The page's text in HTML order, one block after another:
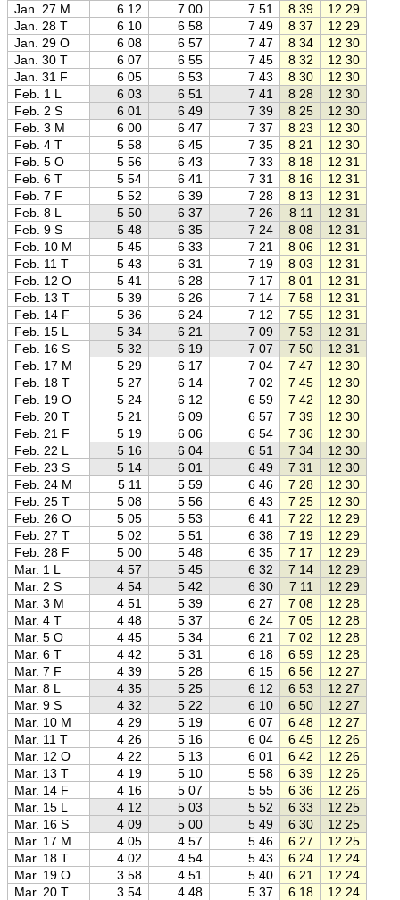
Jan. 27 M
6 12 7 00 7 51 8 39 12 29
Jan. 28 T
6 10 6 58 7 49 8 37 12 29
Jan. 29 O
6 08 6 57 7 47 8 34 12 30
Jan. 30 T
6 07 6 55 7 45 8 32 12 30
Jan. 31 F
6 05 6 53 7 43 8 30 12 30
Feb. 1 L
6 03 6 51 7 41 8 28 12 30
Feb. 2 S
6 01 6 49 7 39 8 25 12 30
Feb. 3 M
6 00 6 47 7 37 8 23 12 30
Feb. 4 T
5 58 6 45 7 35 8 21 12 30
Feb. 5 O
5 56 6 43 7 33 8 18 12 31
Feb. 6 T
5 54 6 41 7 31 8 16 12 31
Feb. 7 F
5 52 6 39 7 28 8 13 12 31
Feb. 8 L
5 50 6 37 7 26 8 11 12 31
Feb. 9 S
5 48 6 35 7 24 8 08 12 31
Feb. 10 M
5 45 6 33 7 21 8 06 12 31
Feb. 11 T
5 43 6 31 7 19 8 03 12 31
Feb. 12 O
5 41 6 28 7 17 8 01 12 31
Feb. 13 T
5 39 6 26 7 14 7 58 12 31
Feb. 14 F
5 36 6 24 7 12 7 55 12 31
Feb. 15 L
5 34 6 21 7 09 7 53 12 31
Feb. 16 S
5 32 6 19 7 07 7 50 12 31
Feb. 17 M
5 29 6 17 7 04 7 47 12 30
Feb. 18 T
5 27 6 14 7 02 7 45 12 30
Feb. 19 O
5 24 6 12 6 59 7 42 12 30
Feb. 20 T
5 21 6 09 6 57 7 39 12 30
Feb. 21 F
5 19 6 06 6 54 7 36 12 30
Feb. 22 L
5 16 6 04 6 51 7 34 12 30
Feb. 23 S
5 14 6 01 6 49 7 31 12 30
Feb. 24 M
5 11 5 59 6 46 7 28 12 30
Feb. 25 T
5 08 5 56 6 43 7 25 12 30
Feb. 26 O
5 05 5 53 6 41 7 22 12 29
Feb. 27 T
5 02 5 51 6 38 7 19 12 29
Feb. 28 F
5 00 5 48 6 35 7 17 12 29
Mar. 1 L
4 57 5 45 6 32 7 14 12 29
Mar. 2 S
4 54 5 42 6 30 7 11 12 29
Mar. 3 M
4 51 5 39 6 27 7 08 12 28
Mar. 4 T
4 48 5 37 6 24 7 05 12 28
Mar. 5 O
4 45 5 34 6 21 7 02 12 28
Mar. 6 T
4 42 5 31 6 18 6 59 12 28
Mar. 7 F
4 39 5 28 6 15 6 56 12 27
Mar. 8 L
4 35 5 25 6 12 6 53 12 27
Mar. 9 S
4 32 5 22 6 10 6 50 12 27
Mar. 10 M
4 29 5 19 6 07 6 48 12 27
Mar. 11 T
4 26 5 16 6 04 6 45 12 26
Mar. 12 O
4 22 5 13 6 01 6 42 12 26
Mar. 13 T
4 19 5 10 5 58 6 39 12 26
Mar. 14 F
4 16 5 07 5 55 6 36 12 26
Mar. 15 L
4 12 5 03 5 52 6 33 12 25
Mar. 16 S
4 09 5 00 5 49 6 30 12 25
Mar. 17 M
4 05 4 57 5 46 6 27 12 25
Mar. 18 T
4 02 4 54 5 43 6 24 12 24
Mar. 19 O
3 58 4 51 5 40 6 21 12 24
Mar. 20 T
3 54 4 48 5 37 6 18 12 24